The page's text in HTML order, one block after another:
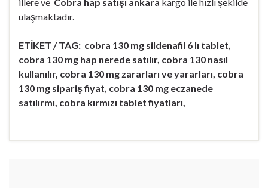
illere ve Cobra hap satışı ankara kargo ile hızlı şekilde
ulaşmaktadır.
ETİKET / TAG: cobra 130 mg sildenafil 6 lı tablet,
cobra 130 mg hap nerede satılır, cobra 130 nasıl
kullanılır, cobra 130 mg zararları ve yararları, cobra
130 mg sipariş fiyat, cobra 130 mg eczanede
satılırmı, cobra kırmızı tablet fiyatları,